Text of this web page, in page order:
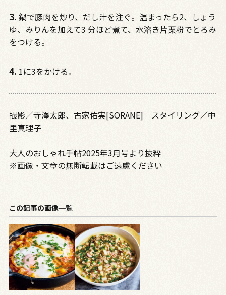
3. 鍋で豚肉を炒り、だし汁を注ぐ。温まったら2、しょう
ゆ、みりんを加えて3 分ほど煮て、水溶き片栗粉でとろみ
をつける。
4. 1に3をかける。
撮影／寺澤太郎、古家佑実[SORANE] スタイリング／中
里真理子
大人のおしゃれ手帖2025年3月号より抜粋
※画像・文章の無断転載はご遠慮ください
この記事の画像一覧